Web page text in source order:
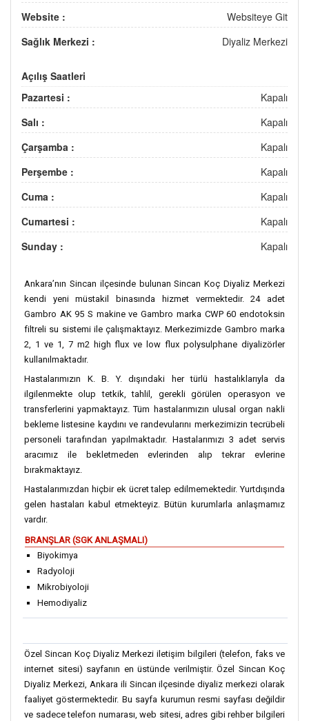
Website :
Websiteye Git
Sağlık Merkezi :
Diyaliz Merkezi
Açılış Saatleri
Pazartesi :
Kapalı
Salı :
Kapalı
Çarşamba :
Kapalı
Perşembe :
Kapalı
Cuma :
Kapalı
Cumartesi :
Kapalı
Sunday :
Kapalı
Ankara’nın Sincan ilçesinde bulunan Sincan Koç Diyaliz Merkezi
kendi yeni müstakil binasında hizmet vermektedir. 24 adet
Gambro AK 95 S makine ve Gambro marka CWP 60 endotoksin
filtreli su sistemi ile çalışmaktayız. Merkezimizde Gambro marka
2, 1 ve 1, 7 m2 high flux ve low flux polysulphane diyalizörler
kullanılmaktadır.
Hastalarımızın K. B. Y. dışındaki her türlü hastalıklarıyla da
ilgilenmekte olup tetkik, tahlil, gerekli görülen operasyon ve
transferlerini yapmaktayız. Tüm hastalarımızın ulusal organ nakli
bekleme listesine kaydını ve randevularını merkezimizin tecrübeli
personeli tarafından yapılmaktadır. Hastalarımızı 3 adet servis
aracımız ile bekletmeden evlerinden alıp tekrar evlerine
bırakmaktayız.
Hastalarımızdan hiçbir ek ücret talep edilmemektedir. Yurtdışında
gelen hastaları kabul etmekteyiz. Bütün kurumlarla anlaşmamız
vardır.
BRANŞLAR (SGK ANLAŞMALI)
Biyokimya
Radyoloji
Mikrobiyoloji
Hemodiyaliz
Özel Sincan Koç Diyaliz Merkezi iletişim bilgileri (telefon, faks ve
internet sitesi) sayfanın en üstünde verilmiştir. Özel Sincan Koç
Diyaliz Merkezi, Ankara ili Sincan ilçesinde diyaliz merkezi olarak
faaliyet göstermektedir. Bu sayfa kurumun resmi sayfası değildir
ve sadece telefon numarası, web sitesi, adres gibi rehber bilgileri